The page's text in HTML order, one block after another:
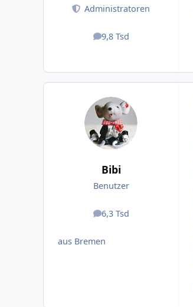
Administratoren
9,8 Tsd
Beiträge
Bibi
Benutzer
6,3 Tsd
Beiträge
aus Bremen